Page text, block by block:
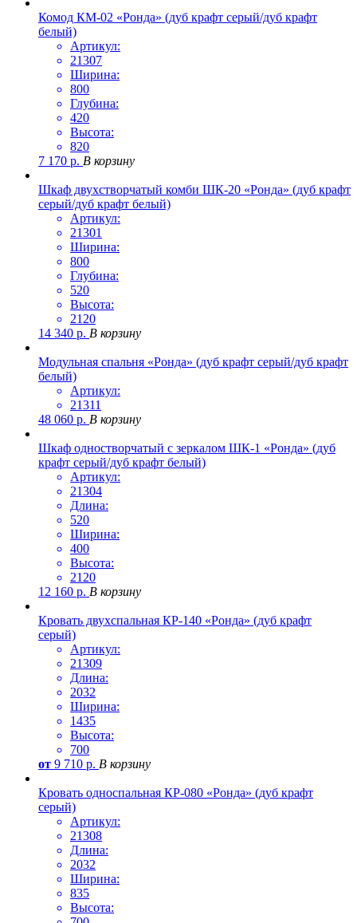
Комод КМ-02 «Ронда» (дуб крафт серый/дуб крафт
белый)
Артикул:
21307
Ширина:
800
Глубина:
420
Высота:
820
7 170 р. В корзину
Шкаф двухстворчатый комби ШК-20 «Ронда» (дуб крафт
серый/дуб крафт белый)
Артикул:
21301
Ширина:
800
Глубина:
520
Высота:
2120
14 340 р. В корзину
Модульная спальня «Ронда» (дуб крафт серый/дуб крафт
белый)
Артикул:
21311
48 060 р. В корзину
Шкаф одностворчатый с зеркалом ШК-1 «Ронда» (дуб
крафт серый/дуб крафт белый)
Артикул:
21304
Длина:
520
Ширина:
400
Высота:
2120
12 160 р. В корзину
Кровать двухспальная КР-140 «Ронда» (дуб крафт
серый)
Артикул:
21309
Длина:
2032
Ширина:
1435
Высота:
700
от 9 710 р. В корзину
Кровать односпальная КР-080 «Ронда» (дуб крафт
серый)
Артикул:
21308
Длина:
2032
Ширина:
835
Высота: